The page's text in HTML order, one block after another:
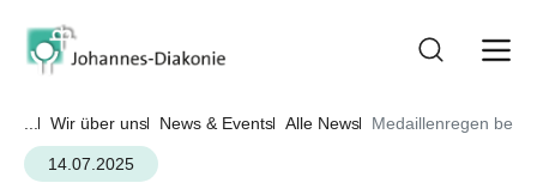
... Wir über uns News & Events Alle News
Medaillenregen bei
14.07.2025